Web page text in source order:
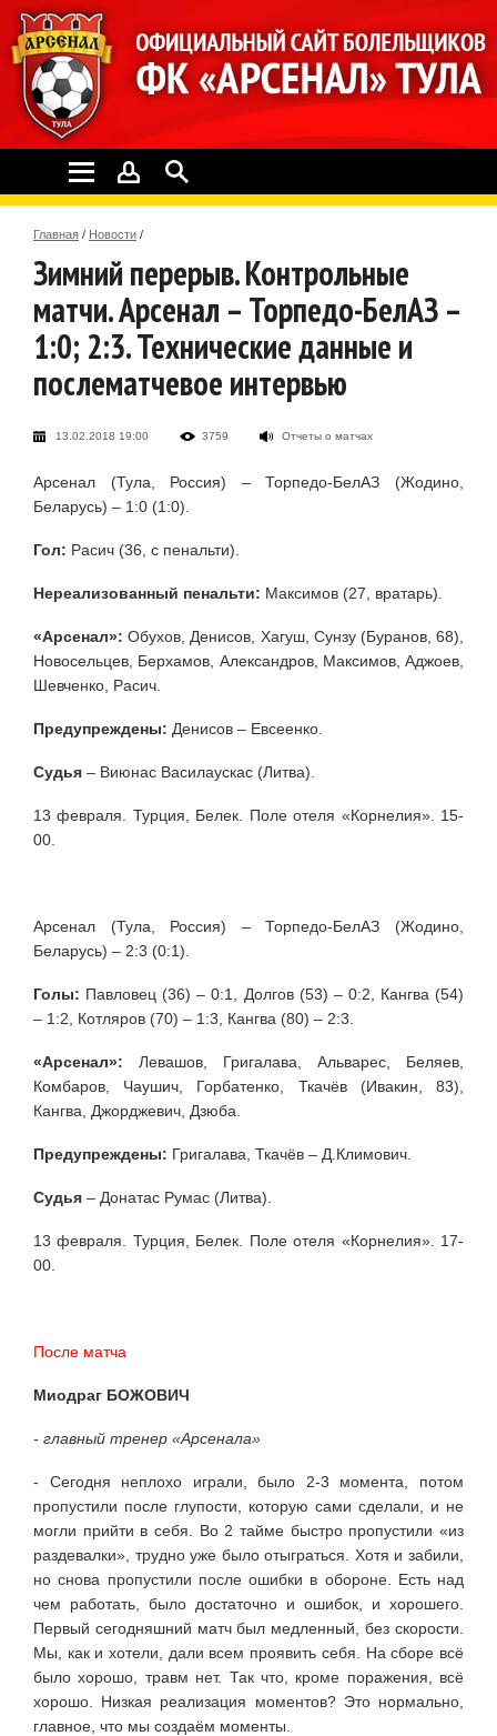
Главная / Новости /
Зимний перерыв. Контрольные
матчи. Арсенал – Торпедо-БелАЗ –
1:0; 2:3. Технические данные и
послематчевое интервью
13.02.2018 19:00 3759 Отчеты о матчах
Арсенал (Тула, Россия) – Торпедо-БелАЗ (Жодино,
Беларусь) – 1:0 (1:0).
Гол: Расич (36, с пенальти).
Нереализованный пенальти: Максимов (27, вратарь).
«Арсенал»: Обухов, Денисов, Хагуш, Сунзу (Буранов, 68),
Новосельцев, Берхамов, Александров, Максимов, Аджоев,
Шевченко, Расич.
Предупреждены: Денисов – Евсеенко.
Судья – Виюнас Василаускас (Литва).
13 февраля. Турция, Белек. Поле отеля «Корнелия». 15-
00.
Арсенал (Тула, Россия) – Торпедо-БелАЗ (Жодино,
Беларусь) – 2:3 (0:1).
Голы: Павловец (36) – 0:1, Долгов (53) – 0:2, Кангва (54)
– 1:2, Котляров (70) – 1:3, Кангва (80) – 2:3.
«Арсенал»: Левашов, Григалава, Альварес, Беляев,
Комбаров, Чаушич, Горбатенко, Ткачёв (Ивакин, 83),
Кангва, Джорджевич, Дзюба.
Предупреждены: Григалава, Ткачёв – Д.Климович.
Судья – Донатас Румас (Литва).
13 февраля. Турция, Белек. Поле отеля «Корнелия». 17-
00.
После матча
Миодраг БОЖОВИЧ
- главный тренер «Арсенала»
- Сегодня неплохо играли, было 2-3 момента, потом
пропустили после глупости, которую сами сделали, и не
могли прийти в себя. Во 2 тайме быстро пропустили «из
раздевалки», трудно уже было отыграться. Хотя и забили,
но снова пропустили после ошибки в обороне. Есть над
чем работать, было достаточно и ошибок, и хорошего.
Первый сегодняшний матч был медленный, без скорости.
Мы, как и хотели, дали всем проявить себя. На сборе всё
было хорошо, травм нет. Так что, кроме поражения, всё
хорошо. Низкая реализация моментов? Это нормально,
главное, что мы создаём моменты.